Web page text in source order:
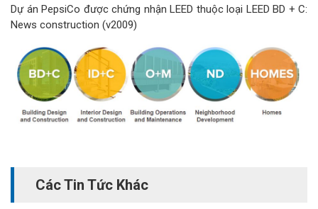
Dự án PepsiCo được chứng nhận LEED thuộc loại LEED BD + C:
News construction (v2009)
Các Tin Tức Khác